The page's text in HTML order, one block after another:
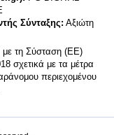
Σύνταξης: Αξιώτη
με τη Σύσταση (ΕΕ)
σχετικά με τα μέτρα
περιεχομένου